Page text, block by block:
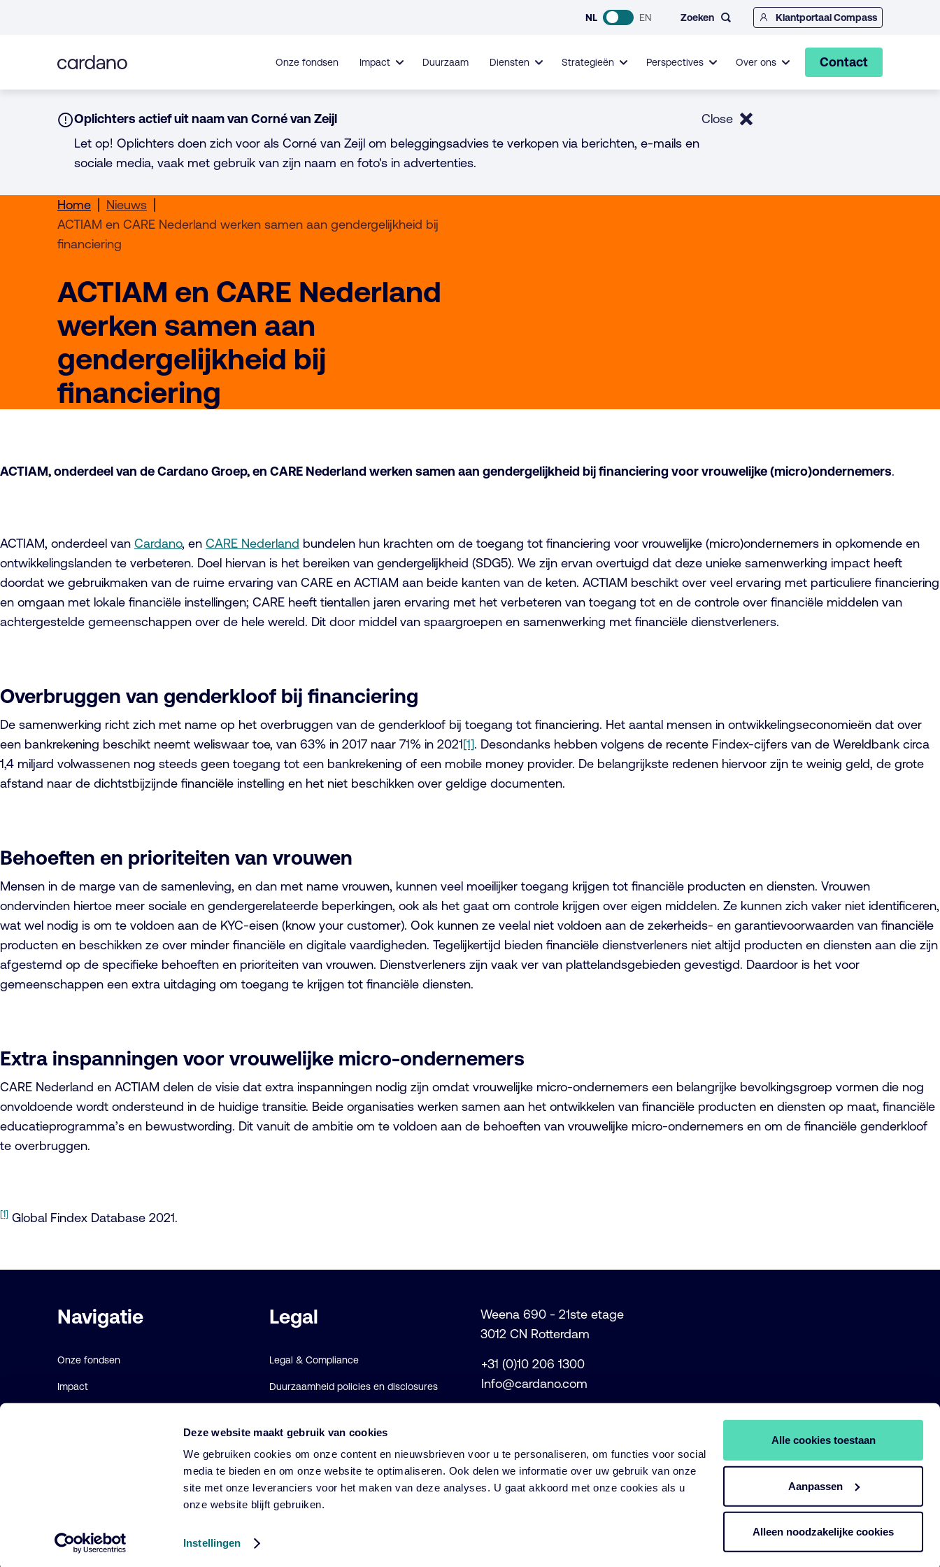
Deze website maakt gebruik van cookies
We gebruiken cookies om onze content en nieuwsbrieven voor u te personaliseren, om functies voor social
media te bieden en om onze website te optimaliseren. Ook delen we informatie over uw gebruik van onze
site met onze leveranciers voor het maken van deze analyses. U gaat akkoord met onze cookies als u
onze website blijft gebruiken.
Instellingen
Alle cookies toestaan
Aanpassen
Alleen noodzakelijke cookies
inhoud
NL EN Zoeken Klantportaal Compass
Onze fondsen Impact Duurzaam Diensten Strategieën Perspectives Over ons Contact
Notice:
Oplichters actief uit naam van Corné van Zeijl
Let op! Oplichters doen zich voor als Corné van Zeijl om beleggingsadvies te verkopen via berichten, e-mails en
sociale media, vaak met gebruik van zijn naam en foto's in advertenties.
Close
Home
Nieuws
ACTIAM en CARE Nederland werken samen aan gendergelijkheid bij
financiering
ACTIAM en CARE Nederland
werken samen aan
gendergelijkheid bij
financiering
ACTIAM, onderdeel van de Cardano Groep, en CARE Nederland werken samen aan gendergelijkheid bij financiering voor vrouwelijke (micro)ondernemers.
ACTIAM, onderdeel van Cardano, en CARE Nederland bundelen hun krachten om de toegang tot financiering voor vrouwelijke (micro)ondernemers in opkomende en
ontwikkelingslanden te verbeteren. Doel hiervan is het bereiken van gendergelijkheid (SDG5). We zijn ervan overtuigd dat deze unieke samenwerking impact heeft
doordat we gebruikmaken van de ruime ervaring van CARE en ACTIAM aan beide kanten van de keten. ACTIAM beschikt over veel ervaring met particuliere financiering
en omgaan met lokale financiële instellingen; CARE heeft tientallen jaren ervaring met het verbeteren van toegang tot en de controle over financiële middelen van
achtergestelde gemeenschappen over de hele wereld. Dit door middel van spaargroepen en samenwerking met financiële dienstverleners.
Overbruggen van genderkloof bij financiering
De samenwerking richt zich met name op het overbruggen van de genderkloof bij toegang tot financiering. Het aantal mensen in ontwikkelingseconomieën dat over
een bankrekening beschikt neemt weliswaar toe, van 63% in 2017 naar 71% in 2021[1]. Desondanks hebben volgens de recente Findex-cijfers van de Wereldbank circa
1,4 miljard volwassenen nog steeds geen toegang tot een bankrekening of een mobile money provider. De belangrijkste redenen hiervoor zijn te weinig geld, de grote
afstand naar de dichtstbijzijnde financiële instelling en het niet beschikken over geldige documenten.
Behoeften en prioriteiten van vrouwen
Mensen in de marge van de samenleving, en dan met name vrouwen, kunnen veel moeilijker toegang krijgen tot financiële producten en diensten. Vrouwen
ondervinden hiertoe meer sociale en gendergerelateerde beperkingen, ook als het gaat om controle krijgen over eigen middelen. Ze kunnen zich vaker niet identificeren,
wat wel nodig is om te voldoen aan de KYC-eisen (know your customer). Ook kunnen ze veelal niet voldoen aan de zekerheids- en garantievoorwaarden van financiële
producten en beschikken ze over minder financiële en digitale vaardigheden. Tegelijkertijd bieden financiële dienstverleners niet altijd producten en diensten aan die zijn
afgestemd op de specifieke behoeften en prioriteiten van vrouwen. Dienstverleners zijn vaak ver van plattelandsgebieden gevestigd. Daardoor is het voor
gemeenschappen een extra uitdaging om toegang te krijgen tot financiële diensten.
Extra inspanningen voor vrouwelijke micro-ondernemers
CARE Nederland en ACTIAM delen de visie dat extra inspanningen nodig zijn omdat vrouwelijke micro-ondernemers een belangrijke bevolkingsgroep vormen die nog
onvoldoende wordt ondersteund in de huidige transitie. Beide organisaties werken samen aan het ontwikkelen van financiële producten en diensten op maat, financiële
educatieprogramma’s en bewustwording. Dit vanuit de ambitie om te voldoen aan de behoeften van vrouwelijke micro-ondernemers en om de financiële genderkloof
te overbruggen.
[1] Global Findex Database 2021.
links
Navigatie
Onze fondsen
Impact
Legal
Legal & Compliance
Duurzaamheid policies en disclosures
Cookie verklaring
Weena 690 - 21ste etage
3012 CN Rotterdam
+31 (0)10 206 1300
Info@cardano.com
© Cardano